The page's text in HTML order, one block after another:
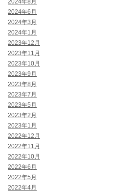
2024年8月
2024年6月
2024年3月
2024年1月
2023年12月
2023年11月
2023年10月
2023年9月
2023年8月
2023年7月
2023年5月
2023年2月
2023年1月
2022年12月
2022年11月
2022年10月
2022年6月
2022年5月
2022年4月